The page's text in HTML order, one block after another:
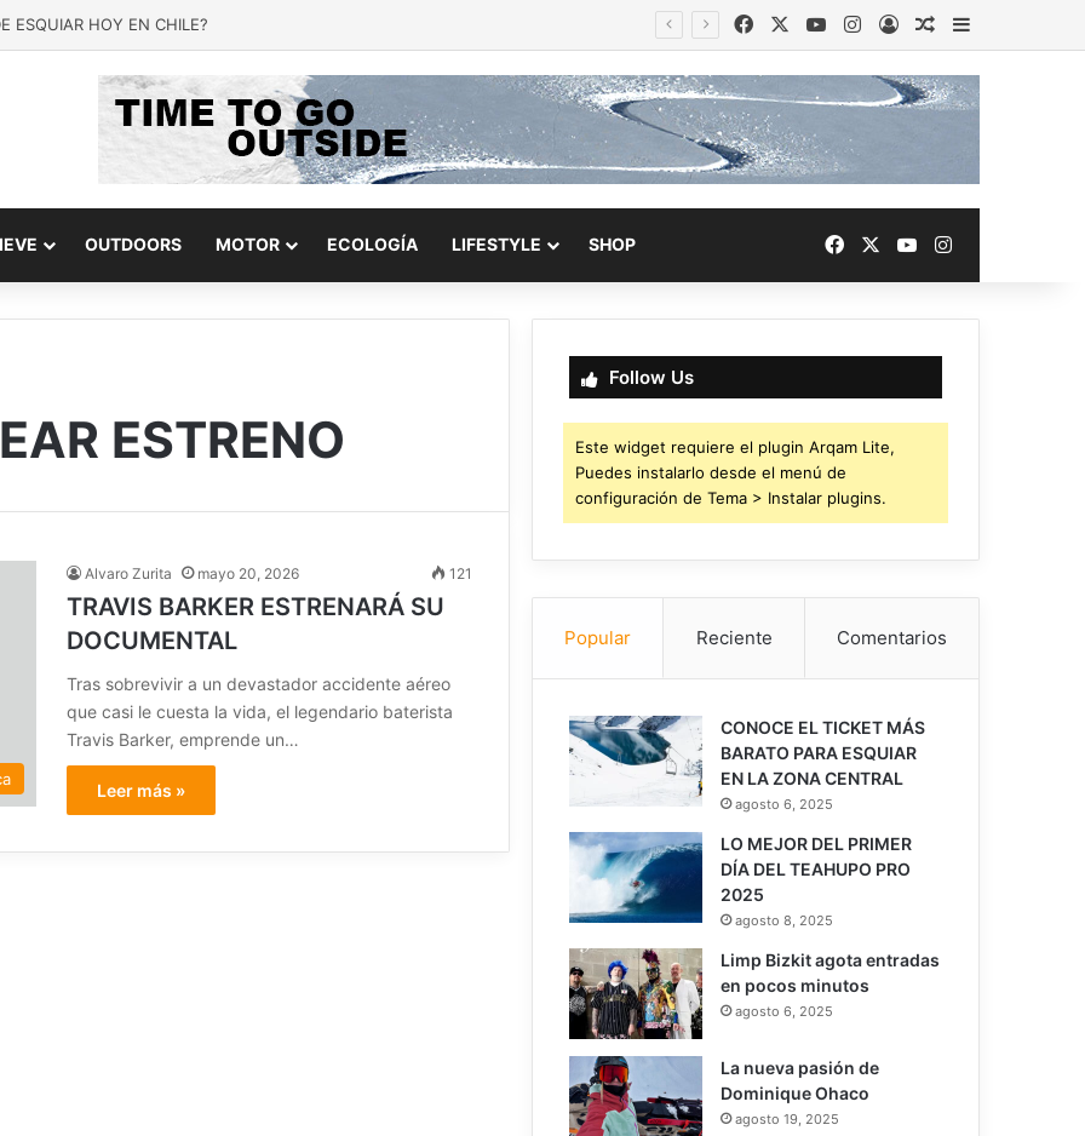
NEVADAS SE ESPERAN EN EL SUR DE CHILE FacebookYouTubeInstagram
AccesoPublicación al
Barra lateral
OUTDOORS MOTOR ECOLOGÍA LIFESTYLE SHOP FacebookYouTubeInstagram
ESTRENO
Alvaro Zurita mayo 20, 2026 121
TRAVIS BARKER ESTRENARÁ SU
DOCUMENTAL
Tras sobrevivir a un devastador accidente aéreo
que casi le cuesta la vida, el legendario baterista
Travis Barker, emprende un…
Leer más »
Follow Us
Este widget requiere el plugin Arqam Lite,
Puedes instalarlo desde el menú de
configuración de Tema > Instalar plugins.
Popular Reciente Comentarios
CONOCE EL TICKET MÁS
BARATO PARA ESQUIAR
EN LA ZONA CENTRAL
agosto 6, 2025
LO MEJOR DEL PRIMER
DÍA DEL TEAHUPO PRO
2025
agosto 8, 2025
Limp Bizkit agota entradas
en pocos minutos
agosto 6, 2025
La nueva pasión de
Dominique Ohaco
agosto 19, 2025